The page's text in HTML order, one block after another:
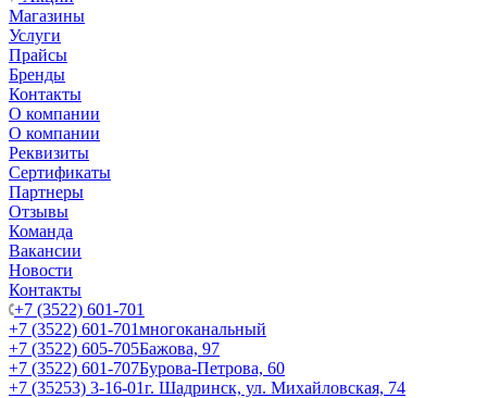
Магазины
Услуги
Прайсы
Бренды
Контакты
О компании
О компании
Реквизиты
Сертификаты
Партнеры
Отзывы
Команда
Вакансии
Новости
Контакты
+7 (3522) 601-701
+7 (3522) 601-701многоканальный
+7 (3522) 605-705Бажова, 97
+7 (3522) 601-707Бурова-Петрова, 60
+7 (35253) 3-16-01г. Шадринск, ул. Михайловская, 74